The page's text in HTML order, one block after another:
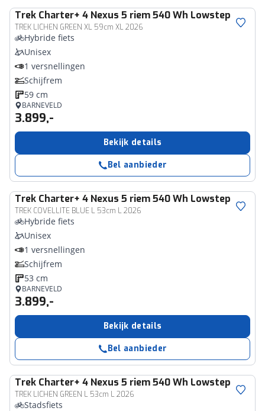
Trek Charter+ 4 Nexus 5 riem 540 Wh Lowstep
TREK LICHEN GREEN XL 59cm XL 2026
Hybride fiets
Unisex
1 versnellingen
Schijfrem
59 cm
BARNEVELD
3.899,-
Bekijk details
Bel aanbieder
Trek Charter+ 4 Nexus 5 riem 540 Wh Lowstep
TREK COVELLITE BLUE L 53cm L 2026
Hybride fiets
Unisex
1 versnellingen
Schijfrem
53 cm
BARNEVELD
3.899,-
Bekijk details
Bel aanbieder
Trek Charter+ 4 Nexus 5 riem 540 Wh Lowstep
TREK LICHEN GREEN L 53cm L 2026
Stadsfiets